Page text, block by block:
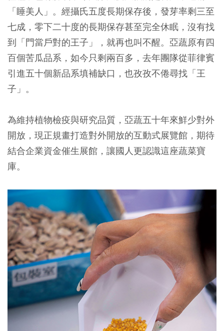
「睡美人」。經攝氏五度長期保存後，發芽率剩三至
七成，零下二十度的長期保存甚至完全休眠，沒有找
到「門當戶對的王子」，就再也叫不醒。亞蔬原有四
百個苦瓜品系，如今只剩兩百多，去年團隊從菲律賓
引進五十個新品系填補缺口，也孜孜不倦尋找「王
子」。
為維持植物檢疫與研究品質，亞蔬五十年來鮮少對外
開放，現正規畫打造對外開放的互動式展覽館，期待
結合企業資金催生展館，讓國人更認識這座蔬菜寶
庫。